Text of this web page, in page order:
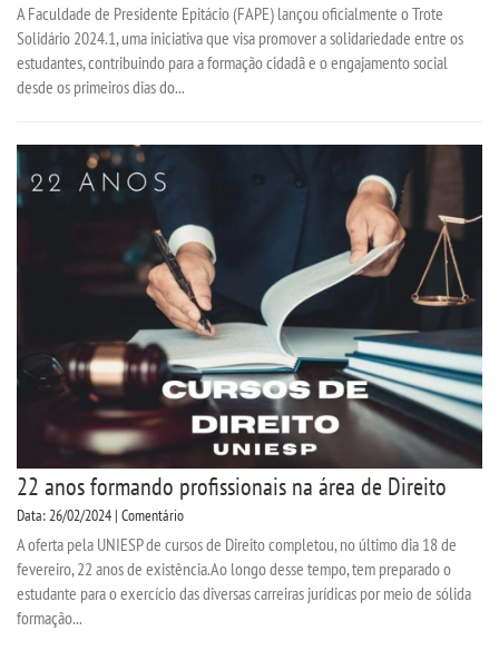
A Faculdade de Presidente Epitácio (FAPE) lançou oficialmente o Trote
Solidário 2024.1, uma iniciativa que visa promover a solidariedade entre os
estudantes, contribuindo para a formação cidadã e o engajamento social
desde os primeiros dias do...
22 anos formando profissionais na área de Direito
Data: 26/02/2024 | Comentário
A oferta pela UNIESP de cursos de Direito completou, no último dia 18 de
fevereiro, 22 anos de existência.Ao longo desse tempo, tem preparado o
estudante para o exercício das diversas carreiras jurídicas por meio de sólida
formação...